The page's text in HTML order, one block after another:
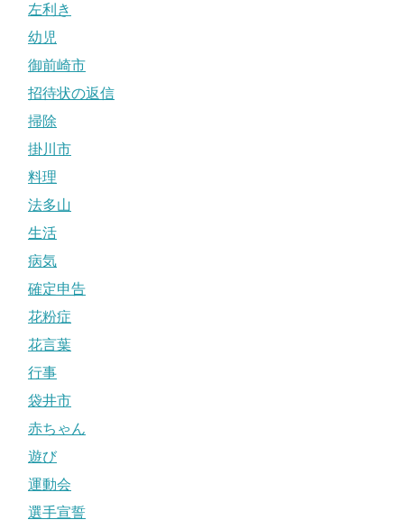
左利き
幼児
御前崎市
招待状の返信
掃除
掛川市
料理
法多山
生活
病気
確定申告
花粉症
花言葉
行事
袋井市
赤ちゃん
遊び
運動会
選手宣誓